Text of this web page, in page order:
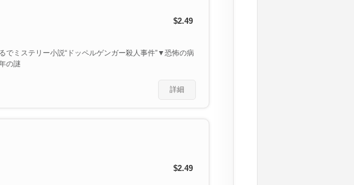
$2.49
ミステリー小説“ドッペルゲンガー殺人事件”▼恐怖の病
の謎
詳細
$2.49